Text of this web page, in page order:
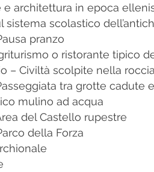
e architettura in epoca
sistema scolastico
pranzo
o ristorante tipico
– Civiltà scolpite nella
tra grotte cadute
mulino ad acqua
del Castello rupestre
della Forza